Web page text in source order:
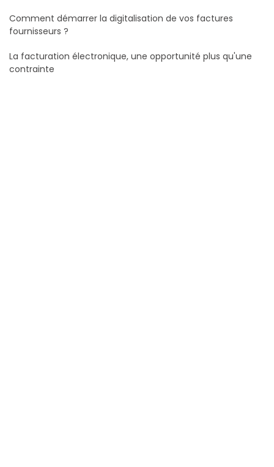
Comment démarrer la digitalisation de vos factures
fournisseurs ?
La facturation électronique, une opportunité plus qu'une
contrainte